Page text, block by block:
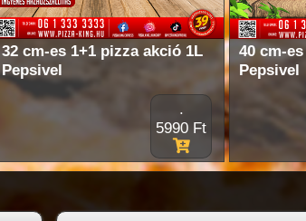
32 cm-es 1+1 pizza akció 1L
Pepsivel
.
5990 Ft
40 cm-
Pepsivel